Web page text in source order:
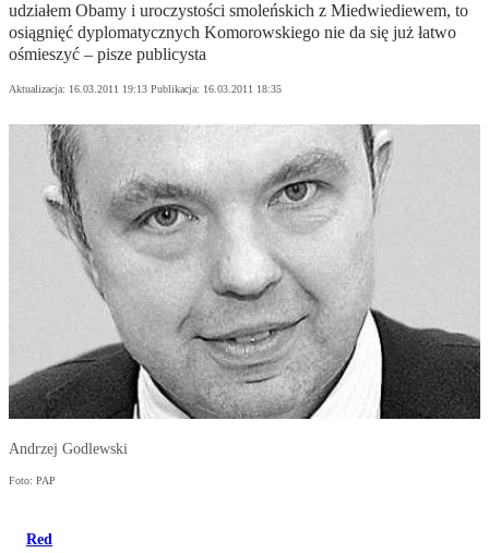
udziałem Obamy i uroczystości smoleńskich z Miedwiediewem, to
osiągnięć dyplomatycznych Komorowskiego nie da się już łatwo
ośmieszyć – pisze publicysta
Aktualizacja: 16.03.2011 19:13 Publikacja: 16.03.2011 18:35
Andrzej Godlewski
Foto: PAP
Red